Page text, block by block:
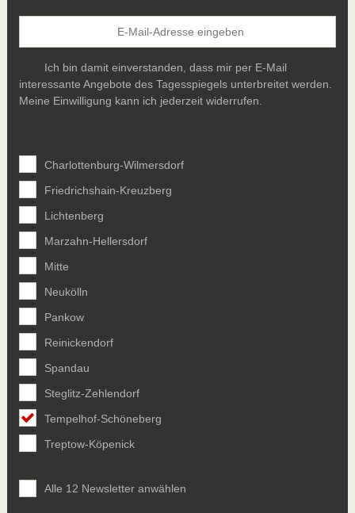
Ich bin damit einverstanden, dass mir per E-Mail
interessante Angebote des Tagesspiegels unterbreitet werden.
Meine Einwilligung kann ich jederzeit widerrufen.
Charlottenburg-Wilmersdorf
Friedrichshain-Kreuzberg
Lichtenberg
Marzahn-Hellersdorf
Mitte
Neukölln
Pankow
Reinickendorf
Spandau
Steglitz-Zehlendorf
Tempelhof-Schöneberg
Treptow-Köpenick
Alle 12 Newsletter anwählen